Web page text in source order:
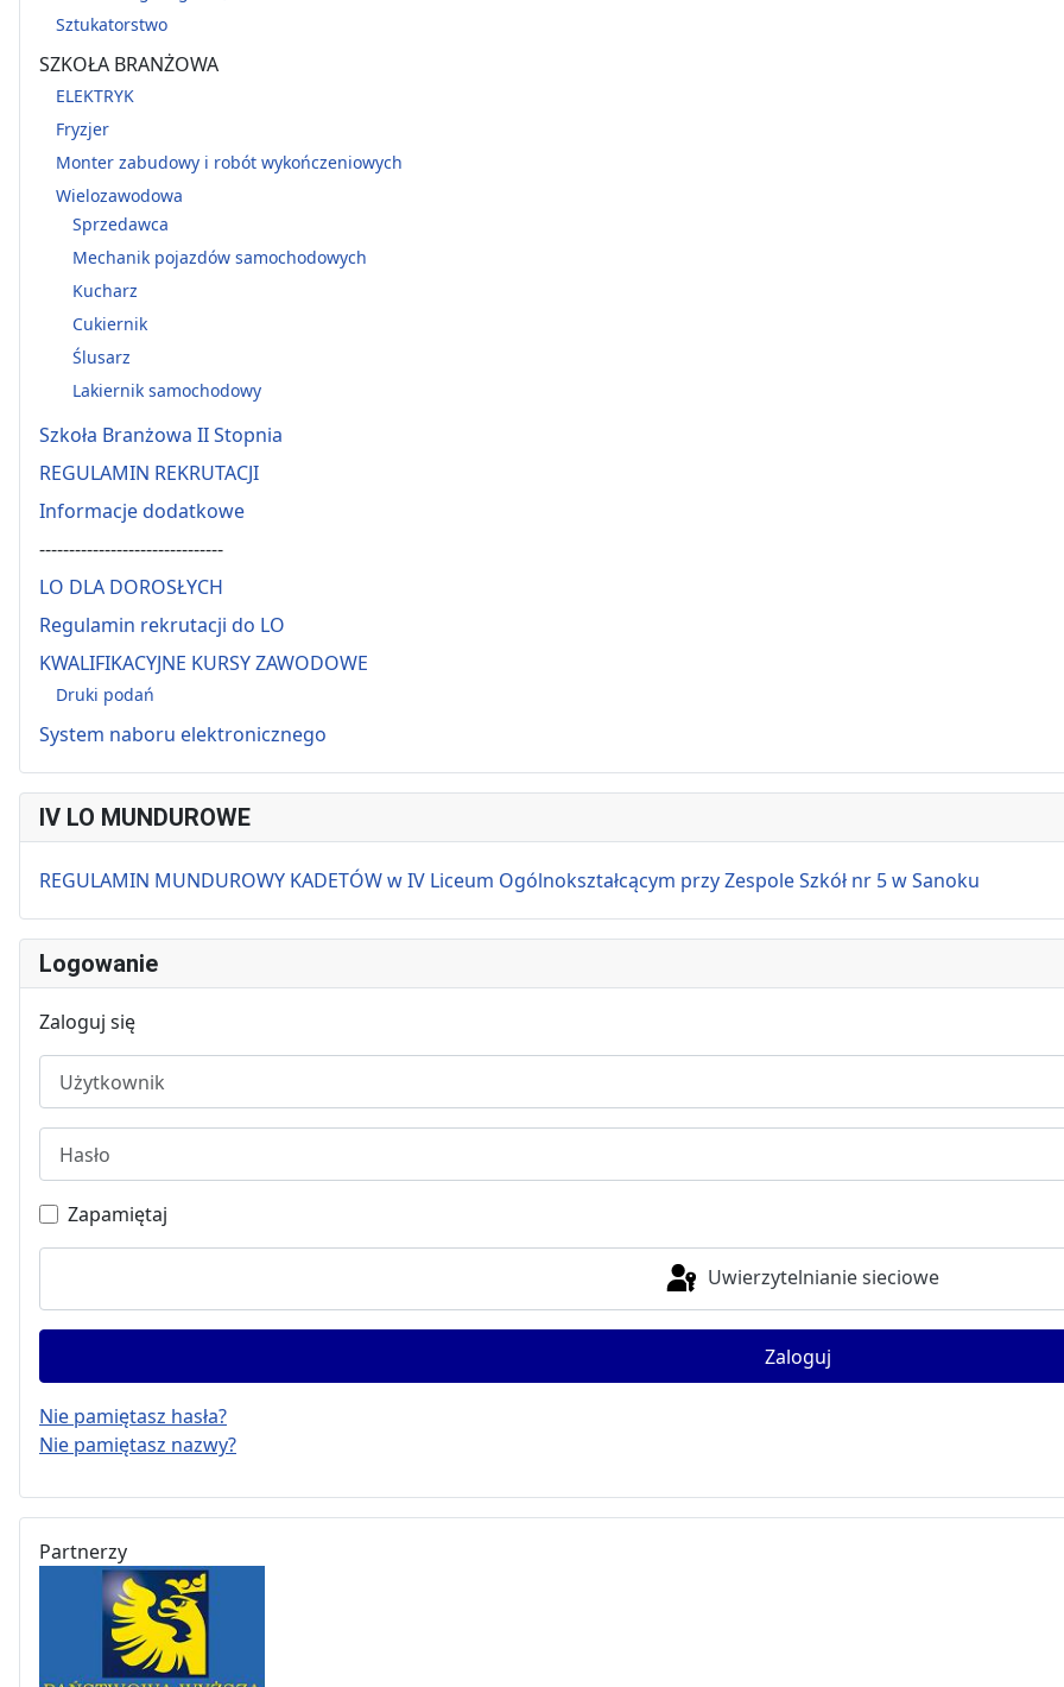
Sztukatorstwo
SZKOŁA BRANŻOWA
ELEKTRYK
Fryzjer
Monter zabudowy i robót wykończeniowych
Wielozawodowa
Sprzedawca
Mechanik pojazdów samochodowych
Kucharz
Cukiernik
Ślusarz
Lakiernik samochodowy
Szkoła Branżowa II Stopnia
REGULAMIN REKRUTACJI
Informacje dodatkowe
-------------------------------
LO DLA DOROSŁYCH
Regulamin rekrutacji do LO
KWALIFIKACYJNE KURSY ZAWODOWE
Druki podań
System naboru elektronicznego
IV LO MUNDUROWE
REGULAMIN MUNDUROWY KADETÓW w IV Liceum Ogólnokształcącym przy Zespole Szkół nr 5 w Sanoku
Logowanie
Zaloguj się
Zapamiętaj
Uwierzytelnianie sieciowe
Zaloguj
Nie pamiętasz hasła?
Nie pamiętasz nazwy?
Partnerzy